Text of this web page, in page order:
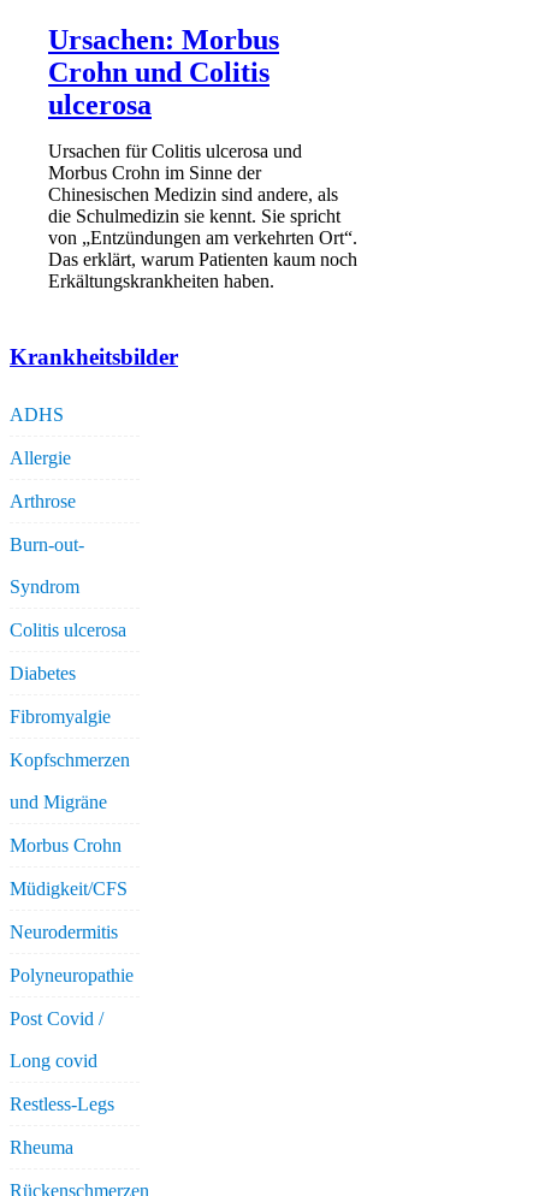
Ursachen: Morbus
Crohn und Colitis
ulcerosa
Ursachen für Colitis ulcerosa und
Morbus Crohn im Sinne der
Chinesischen Medizin sind andere, als
die Schulmedizin sie kennt. Sie spricht
von „Entzündungen am verkehrten Ort“.
Das erklärt, warum Patienten kaum noch
Erkältungskrankheiten haben.
Krankheitsbilder
ADHS
Allergie
Arthrose
Burn-out-
Syndrom
Colitis ulcerosa
Diabetes
Fibromyalgie
Kopfschmerzen
und Migräne
Morbus Crohn
Müdigkeit/CFS
Neurodermitis
Polyneuropathie
Post Covid /
Long covid
Restless-Legs
Rheuma
Rückenschmerzen